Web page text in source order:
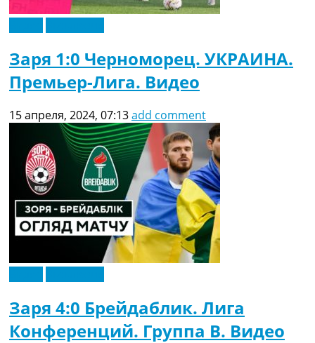
Заря 1:0 Черноморец. УКРАИНА.
Премьер-Лига. Видео
15 апреля, 2024, 07:13add comment
Заря 4:0 Брейдаблик. Лига
Конференций. Группа B. Видео